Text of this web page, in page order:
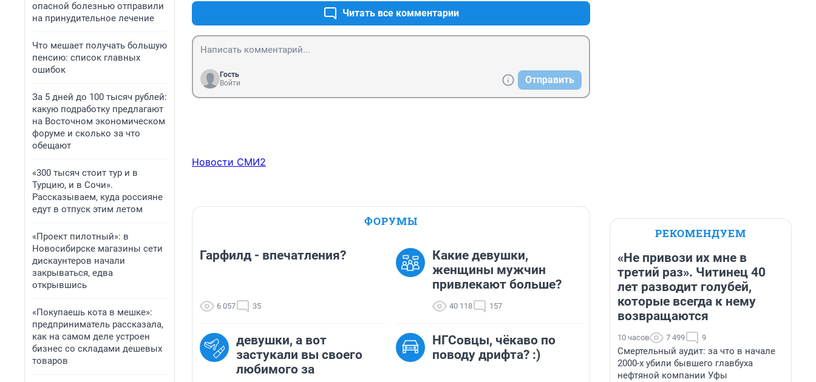
опасной болезнью отправили
на принудительное лечение
Что мешает получать большую
пенсию: список главных
ошибок
За 5 дней до 100 тысяч рублей:
какую подработку предлагают
на Восточном экономическом
форуме и сколько за что
обещают
«300 тысяч стоит тур и в
Турцию, и в Сочи».
Рассказываем, куда россияне
едут в отпуск этим летом
«Проект пилотный»: в
Новосибирске магазины сети
дискаунтеров начали
закрываться, едва
открывшись
«Покупаешь кота в мешке»:
предприниматель рассказала,
как на самом деле устроен
бизнес со складами дешевых
товаров
Читать все комментарии
Гость
Войти
Отправить
Новости СМИ2
ФОРУМЫ
Гарфилд - впечатления?
6 057 35
Какие девушки,
женщины мужчин
привлекают больше?
40 118 157
девушки, а вот
застукали вы своего
любимого за
НГСовцы, чёкаво по
поводу дрифта? :)
РЕКОМЕНДУЕМ
«Не привози их мне в
третий раз». Читинец 40
лет разводит голубей,
которые всегда к нему
возвращаются
10 часов 7 499 9
Смертельный аудит: за что в начале
2000-х убили бывшего главбуха
нефтяной компании Уфы